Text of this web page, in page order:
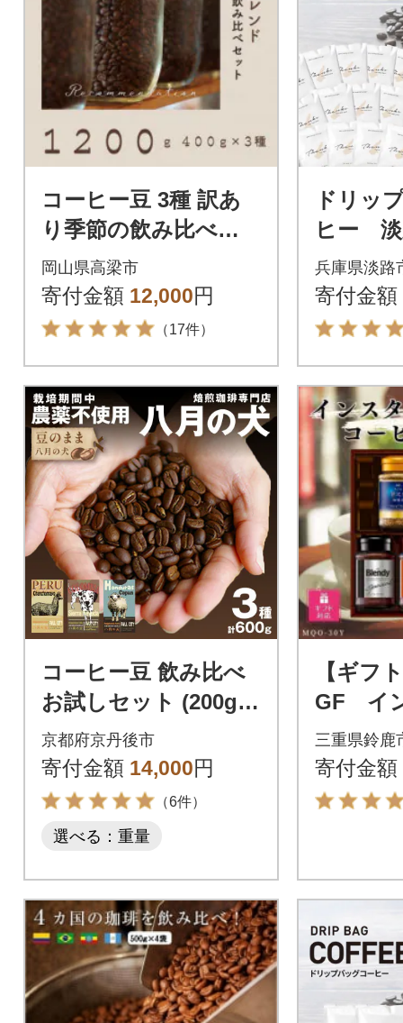
コーヒー豆 3種 訳あ
り季節の飲み比べセ
ット 1200g(200g×6
袋)
岡山県高梁市
寄付金額 12,000円
（17件）
ドリッ
ヒー
と納税
袋 ドリ
グ コ
兵庫県淡路
寄付金額
コーヒー豆 飲み比べ
お試しセット (200gx3
種) 自家焙煎珈琲豆
【栽培期間中農薬不使
用】
京都府京丹後市
寄付金額 14,000円
（6件）
選べる：重量
【ギフ
GF イ
ーヒー
り
三重県鈴鹿
寄付金額